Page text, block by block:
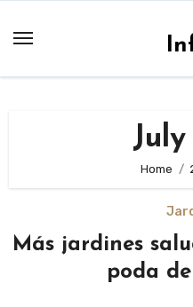
Home
Más jardines
poda